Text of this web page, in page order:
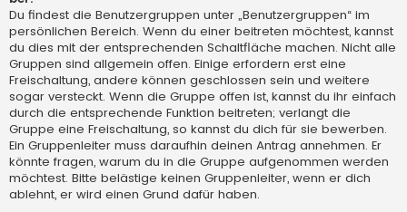
Du findest die Benutzergruppen unter „Benutzergruppen“ im
persönlichen Bereich. Wenn du einer beitreten möchtest, kannst
du dies mit der entsprechenden Schaltfläche machen. Nicht alle
Gruppen sind allgemein offen. Einige erfordern erst eine
Freischaltung, andere können geschlossen sein und weitere
sogar versteckt. Wenn die Gruppe offen ist, kannst du ihr einfach
durch die entsprechende Funktion beitreten; verlangt die
Gruppe eine Freischaltung, so kannst du dich für sie bewerben.
Ein Gruppenleiter muss daraufhin deinen Antrag annehmen. Er
könnte fragen, warum du in die Gruppe aufgenommen werden
möchtest. Bitte belästige keinen Gruppenleiter, wenn er dich
ablehnt, er wird einen Grund dafür haben.